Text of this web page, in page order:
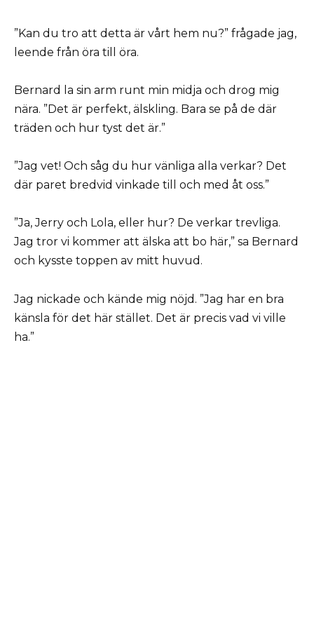
”Kan du tro att detta är vårt hem nu?” frågade jag,
leende från öra till öra.
Bernard la sin arm runt min midja och drog mig
nära. ”Det är perfekt, älskling. Bara se på de där
träden och hur tyst det är.”
”Jag vet! Och såg du hur vänliga alla verkar? Det
där paret bredvid vinkade till och med åt oss.”
”Ja, Jerry och Lola, eller hur? De verkar trevliga.
Jag tror vi kommer att älska att bo här,” sa Bernard
och kysste toppen av mitt huvud.
Jag nickade och kände mig nöjd. ”Jag har en bra
känsla för det här stället. Det är precis vad vi ville
ha.”